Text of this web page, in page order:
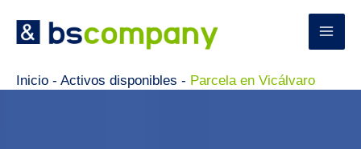
Inicio - Activos disponibles - Parcela en Vicálvaro